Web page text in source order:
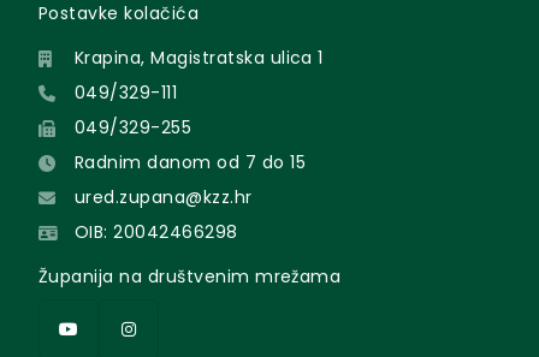
Postavke kolačića
Krapina, Magistratska ulica 1
049/329-111
049/329-255
Radnim danom od 7 do 15
ured.zupana@kzz.hr
OIB: 20042466298
Županija na društvenim mrežama